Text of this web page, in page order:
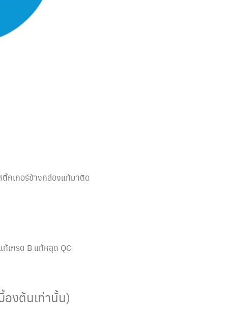
กเกอร์ข้างกล่องแท้มาติด
เกรด B แท้หลุด QC
งต้นเท่านั้น)